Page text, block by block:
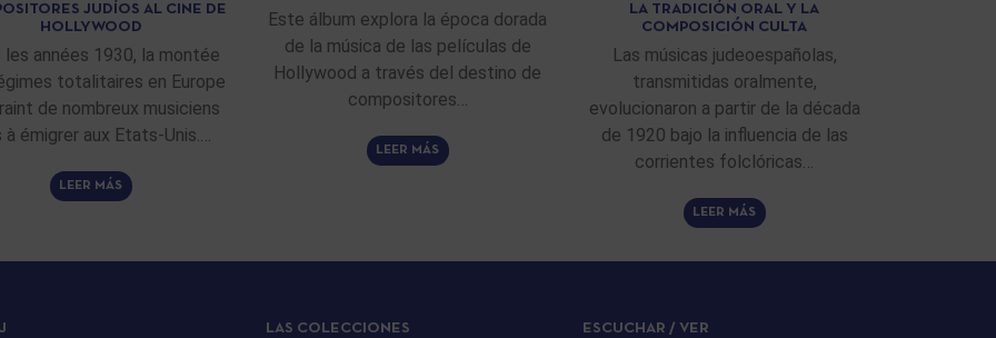
JUDÍOS AL CINE DE
HOLLYWOOD
les années 1930, la montée
totalitaires en Europe
de nombreux musiciens
à émigrer aux Etats-Unis.…
LEER MÁS
Este álbum explora la época dorada
de la música de las películas de
Hollywood a través del destino de
compositores…
LEER MÁS
LA TRADICIÓN ORAL Y LA
COMPOSICIÓN CULTA
Las músicas judeoespañolas,
transmitidas oralmente,
evolucionaron a partir de la década
de 1920 bajo la influencia de las
corrientes folclóricas…
LEER MÁS
LAS COLECCIONES ESCUCHAR / VER